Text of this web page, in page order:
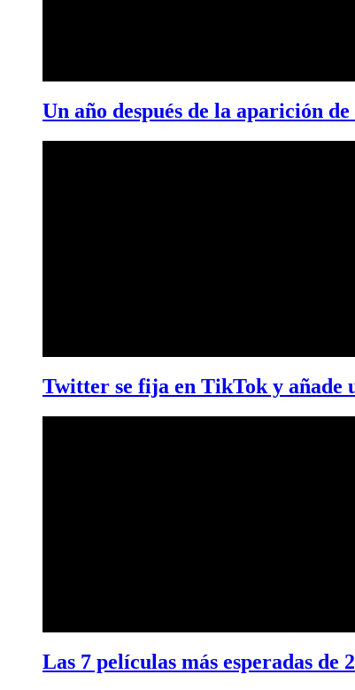
Un año después de la aparición
Twitter se fija en TikTok y añade
Las 7 películas más esperadas de